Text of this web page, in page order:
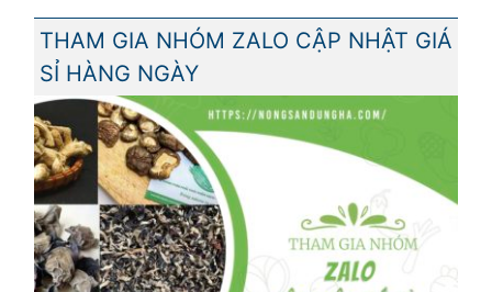
THAM GIA NHÓM ZALO CẬP NHẬT GIÁ
SỈ HÀNG NGÀY